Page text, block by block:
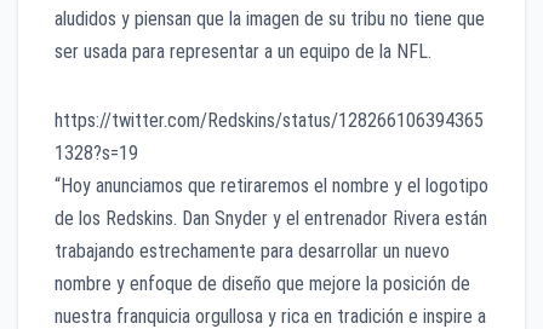
aludidos y piensan que la imagen de su tribu no tiene que
ser usada para representar a un equipo de la NFL.
https://twitter.com/Redskins/status/128266106394365
1328?s=19
“Hoy anunciamos que retiraremos el nombre y el logotipo
de los Redskins. Dan Snyder y el entrenador Rivera están
trabajando estrechamente para desarrollar un nuevo
nombre y enfoque de diseño que mejore la posición de
nuestra franquicia orgullosa y rica en tradición e inspire a